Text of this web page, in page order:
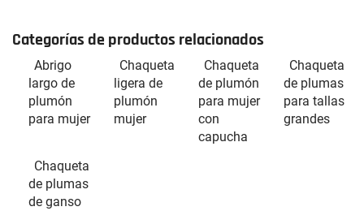
Categorías de productos relacionados
Abrigo
largo de
plumón
para mujer
Chaqueta
ligera de
plumón
mujer
Chaqueta
de plumón
para mujer
con
capucha
Chaqueta
de plumas
para tallas
grandes
Chaqueta
de plumas
de ganso